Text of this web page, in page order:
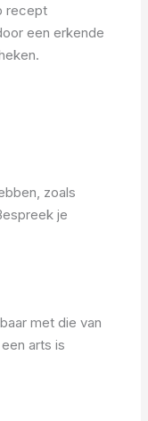
recept
een erkende
zoals
je
met die van
arts is